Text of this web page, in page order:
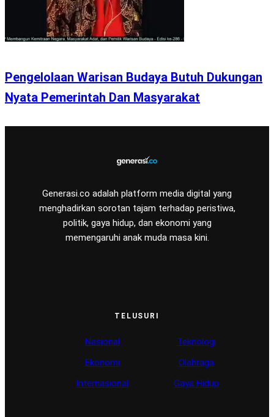
Pengelolaan Warisan Budaya Butuh Dukungan
Nyata Pemerintah Dan Masyarakat
Generasi.co adalah platform media digital yang
menghadirkan sorotan tajam terhadap peristiwa,
politik, gaya hidup, dan ekonomi yang
memengaruhi anak muda masa kini.
TELUSURI
Nasional
Ekonomi
Internasional
Teknologi
Olahraga
Gaya Hidup